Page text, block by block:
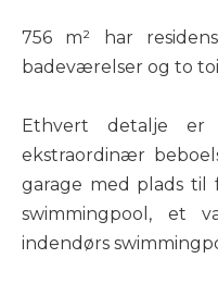
756 m² har
badeværelser og to
Ethvert detalje
ekstraordinær
garage med plads til
swimmingpool, et
indendørs